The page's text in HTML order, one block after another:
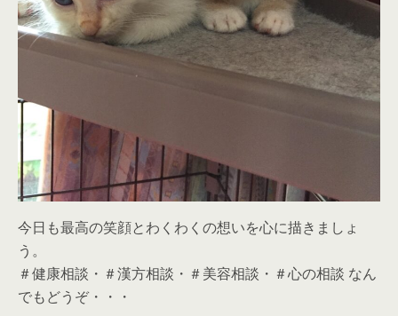
今日も最高の笑顔とわくわくの想いを心に描きましょ
う。
＃健康相談・＃漢方相談・＃美容相談・＃心の相談 なん
でもどうぞ・・・